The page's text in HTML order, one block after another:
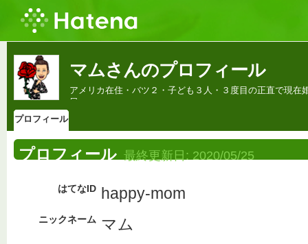
マムさんのプロフィール
アメリカ在住・バツ２・子ども３人・３度目の正直で現
日
プロフィール
プロフィール 最終更新日: 2020/05/25
はてなID happy-mom
ニックネーム マム